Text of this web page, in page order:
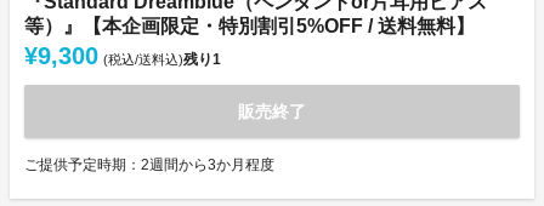
等）』【本企画限定・特別割引5%OFF / 送料無料】
¥9,300 (税込/送料込)残り1
販売終了
ご提供予定時期：2週間から3か月程度